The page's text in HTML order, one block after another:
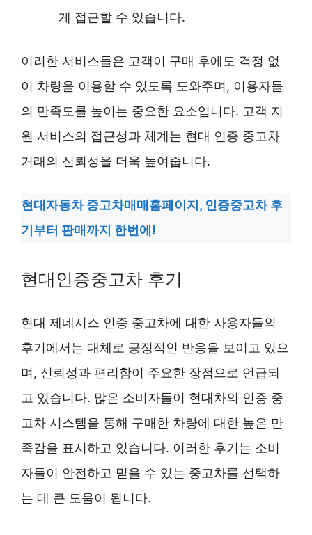
게 접근할 수 있습니다.
이러한 서비스들은 고객이 구매 후에도 걱정 없
이 차량을 이용할 수 있도록 도와주며, 이용자들
의 만족도를 높이는 중요한 요소입니다. 고객 지
원 서비스의 접근성과 체계는 현대 인증 중고차
거래의 신뢰성을 더욱 높여줍니다.
현대자동차 중고차매매홈페이지, 인증중고차 후
기부터 판매까지 한번에!
현대인증중고차 후기
현대 제네시스 인증 중고차에 대한 사용자들의
후기에서는 대체로 긍정적인 반응을 보이고 있으
며, 신뢰성과 편리함이 주요한 장점으로 언급되
고 있습니다. 많은 소비자들이 현대차의 인증 중
고차 시스템을 통해 구매한 차량에 대한 높은 만
족감을 표시하고 있습니다. 이러한 후기는 소비
자들이 안전하고 믿을 수 있는 중고차를 선택하
는 데 큰 도움이 됩니다.